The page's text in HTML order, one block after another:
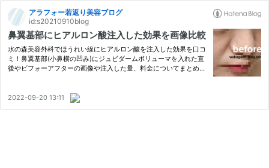
アラフォー若返り美容ブログ
id:s20210910blog
鼻翼基部にヒアルロン酸注入した効果を画像比較
水の森美容外科でほうれい線にヒアルロン酸を注入した効果を口コ
ミ！鼻翼基部(小鼻横の凹み)にジュビダームボリューマを入れた直
後やビフォーアフターの画像や注入した量、料金についてまとめま
2022-09-20 13:11